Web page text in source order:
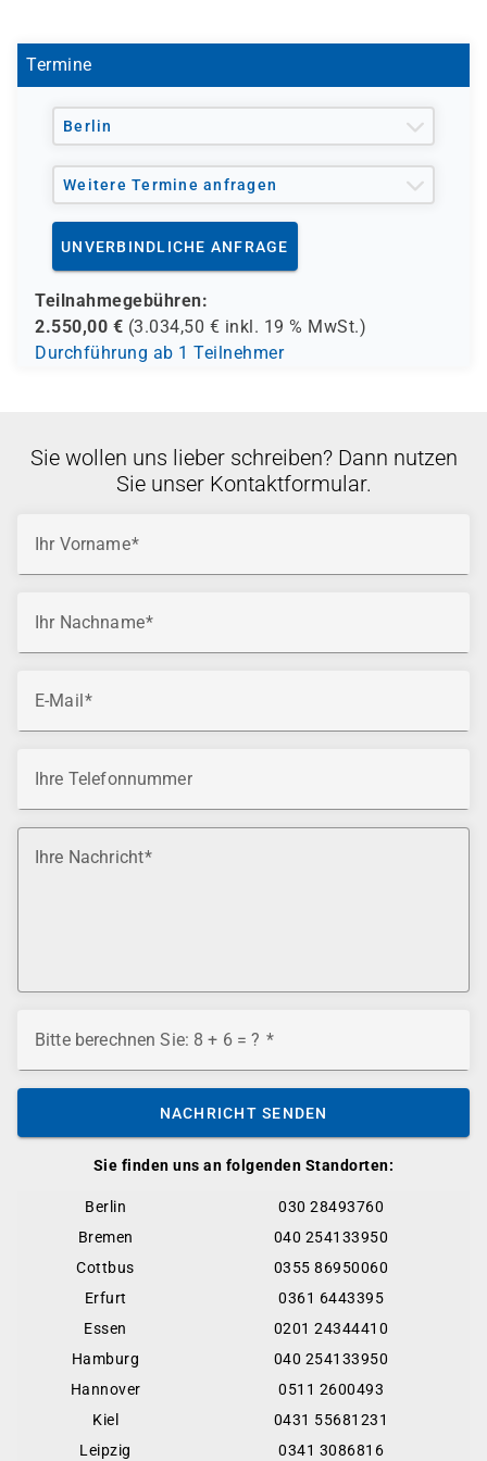
Einverständniskonzepten
Termine
Berlin
Weitere Termine anfragen
UNVERBINDLICHE ANFRAGE
Teilnahmegebühren:
2.550,00 € (3.034,50 € inkl. 19 % MwSt.)
Durchführung ab 1 Teilnehmer
Sie finden uns an folgenden Standorten:
Berlin
030 28493760
Bremen
040 254133950
Cottbus
0355 86950060
Erfurt
0361 6443395
Essen
0201 24344410
Hamburg
040 254133950
Hannover
0511 2600493
Kiel
0431 55681231
Leipzig
0341 3086816
Sie wollen uns lieber schreiben? Dann nutzen
Sie unser Kontaktformular.
Ihr Vorname
Ihr Nachname
E-Mail
Ihre Telefonnummer
Ihre Nachricht
Bitte berechnen Sie: 8 + 6 = ?
NACHRICHT SENDEN